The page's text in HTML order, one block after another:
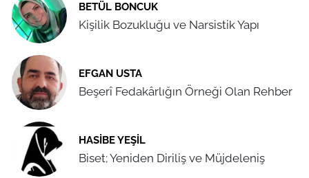
BETÜL BONCUK
Kişilik Bozukluğu ve Narsistik Yapı
EFGAN USTA
Beşerî Fedakârlığın Örneği Olan Rehber
HASIBE YEŞIL
Biset; Yeniden Diriliş ve Müjdeleniş